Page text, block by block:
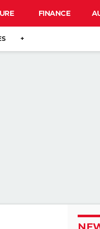
FINANCE
+